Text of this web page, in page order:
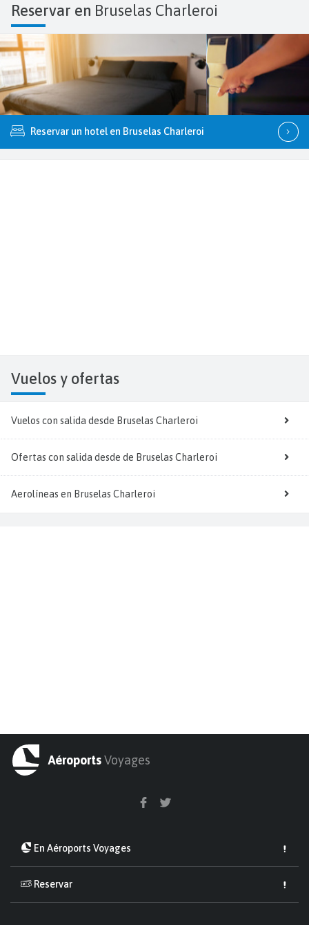
Reservar en Bruselas Charleroi
Reservar un hotel en Bruselas Charleroi
Vuelos y ofertas
Vuelos con salida desde Bruselas Charleroi
Ofertas con salida desde de Bruselas Charleroi
Aerolíneas en Bruselas Charleroi
AéroportsVoyages
En Aéroports Voyages
Reservar